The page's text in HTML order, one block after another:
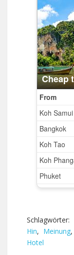
Schlagwörter:
Hin, Meinung,
Hotel